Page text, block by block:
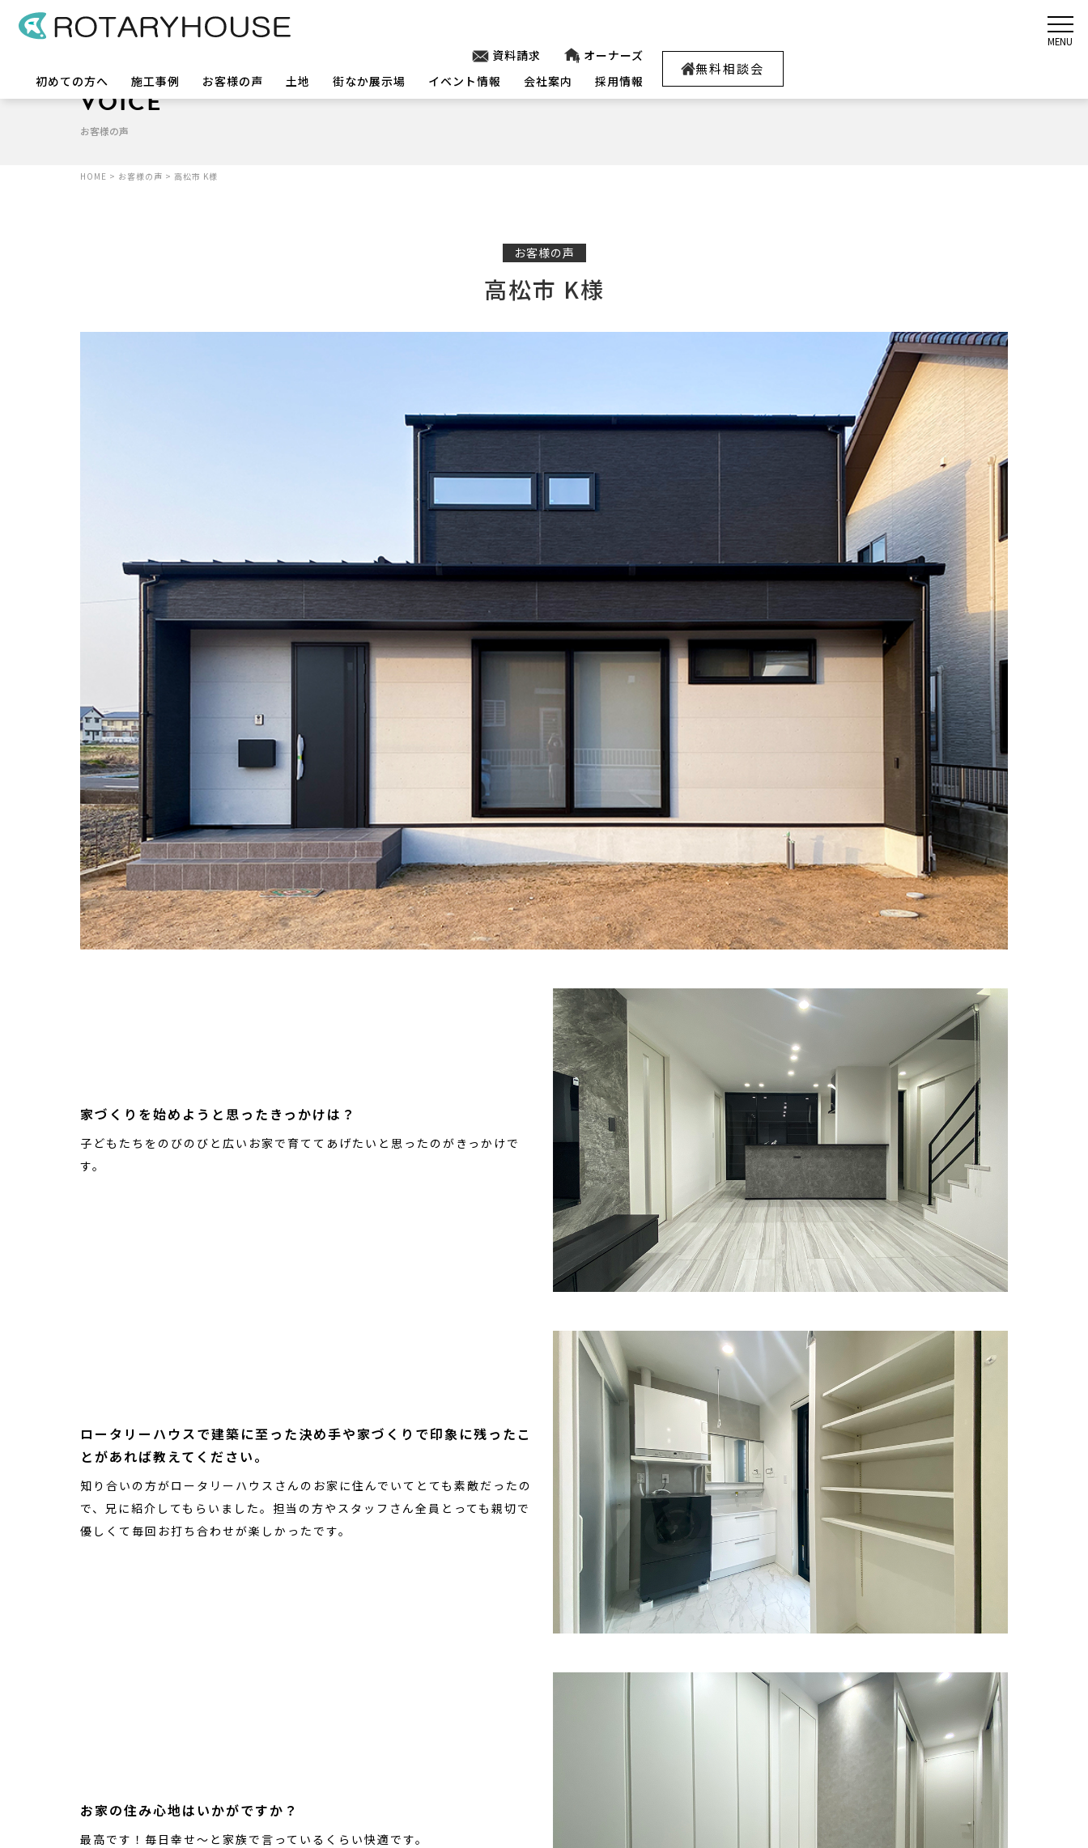
資料請求
オーナーズ
初めての方へ
施工事例 お客様の声 土地 街なか展示場 イベント情報 会社案内 採用情報
無料相談会
MENU
VOICE
お客様の声
HOME > お客様の声 > 高松市 K様
お客様の声
高松市 K様
家づくりを始めようと思ったきっかけは？
子どもたちをのびのびと広いお家で育ててあげたいと思ったのがきっかけで
す。
ロータリーハウスで建築に至った決め手や家づくりで印象に残ったこ
とがあれば教えてください。
知り合いの方がロータリーハウスさんのお家に住んでいてとても素敵だったの
で、兄に紹介してもらいました。担当の方やスタッフさん全員とっても親切で
優しくて毎回お打ち合わせが楽しかったです。
お家の住み心地はいかがですか？
最高です！毎日幸せ～と家族で言っているくらい快適です。